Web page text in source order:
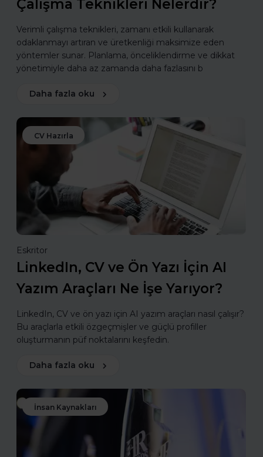
Çalışma Teknikleri Nelerdir?
Verimli çalışma teknikleri, zamanı etkili kullanarak
odaklanmayı artıran ve üretkenliği maksimize eden
yöntemler sunar. Planlama, önceliklendirme ve dikkat
yönetimiyle daha az zamanda daha fazlasını b
Daha fazla oku
CV Hazırla
Eskritor
LinkedIn, CV ve Ön Yazı İçin AI
Yazım Araçları Ne İşe Yarıyor?
LinkedIn, CV ve ön yazı için AI yazım araçları nasıl çalışır?
Bu araçlarla etkili özgeçmişler ve güçlü profiller
oluşturmanın püf noktalarını keşfedin.
Daha fazla oku
İnsan Kaynakları